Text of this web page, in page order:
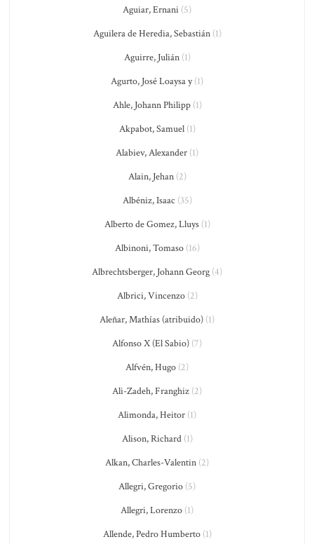
Aguiar, Ernani (5)
Aguilera de Heredia, Sebastián(1)
Aguirre, Julián(1)
Agurto, José Loaysa y(1)
Ahle, Johann Philipp(1)
Akpabot, Samuel(1)
Alabiev, Alexander (1)
Alain, Jehan(2)
Albéniz, Isaac (35)
Alberto de Gomez, Lluys(1)
Albinoni, Tomaso(16)
Albrechtsberger, Johann Georg (4)
Albrici, Vincenzo(2)
Aleñar, Mathías (atribuido) (1)
Alfonso X (El Sabio) (7)
Alfvén, Hugo (2)
Ali-Zadeh, Franghiz (2)
Alimonda, Heitor (1)
Alison, Richard(1)
Alkan, Charles-Valentin (2)
Allegri, Gregorio (5)
Allegri, Lorenzo (1)
Allende, Pedro Humberto(1)